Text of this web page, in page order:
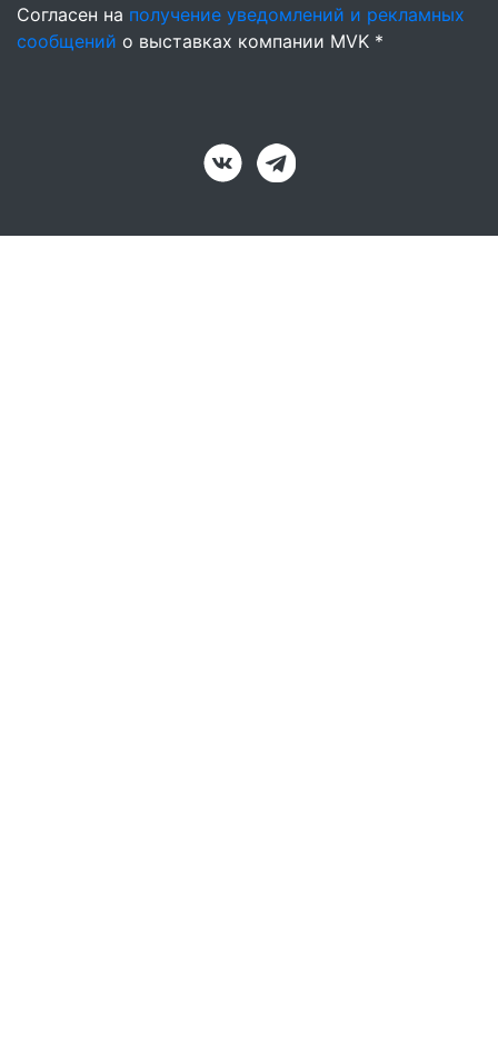
Согласен на получение уведомлений и рекламных
сообщений о выставках компании MVK *